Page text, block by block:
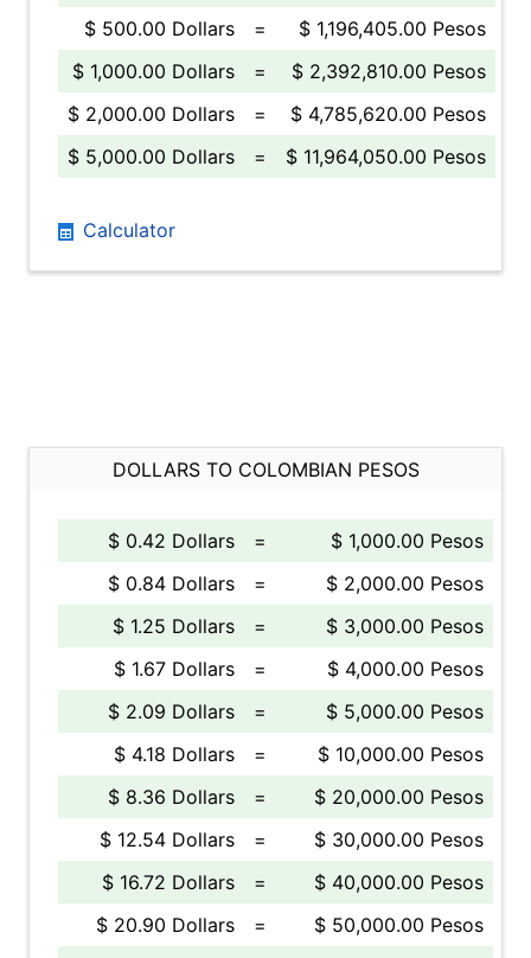
$ 500.00 Dollars
=
$ 1,196,405.00 Pesos
$ 1,000.00 Dollars
=
$ 2,392,810.00 Pesos
$ 2,000.00 Dollars
=
$ 4,785,620.00 Pesos
$ 5,000.00 Dollars
= $ 11,964,050.00 Pesos
Calculator
DOLLARS TO COLOMBIAN PESOS
$ 0.42 Dollars =
$ 1,000.00 Pesos
$ 0.84 Dollars
=
$ 2,000.00 Pesos
$ 1.25 Dollars
=
$ 3,000.00 Pesos
$ 1.67 Dollars
=
$ 4,000.00 Pesos
$ 2.09 Dollars
=
$ 5,000.00 Pesos
$ 4.18 Dollars
=
$ 10,000.00 Pesos
$ 8.36 Dollars
=
$ 20,000.00 Pesos
$ 12.54 Dollars
=
$ 30,000.00 Pesos
$ 16.72 Dollars
=
$ 40,000.00 Pesos
$ 20.90 Dollars
=
$ 50,000.00 Pesos